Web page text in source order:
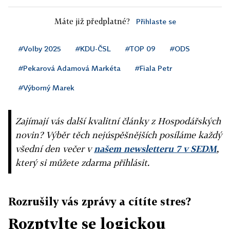
Máte již předplatné? Přihlaste se
#Volby 2025 #KDU-ČSL #TOP 09 #ODS
#Pekarová Adamová Markéta #Fiala Petr
#Výborný Marek
Zajímají vás další kvalitní články z Hospodářských
novin? Výběr těch nejúspěšnějších posíláme každý
všední den večer vnašem newsletteru 7 v SEDM,
který si můžete zdarma přihlásit.
Rozrušily vás zprávy a cítíte stres?
Rozptylte se logickou